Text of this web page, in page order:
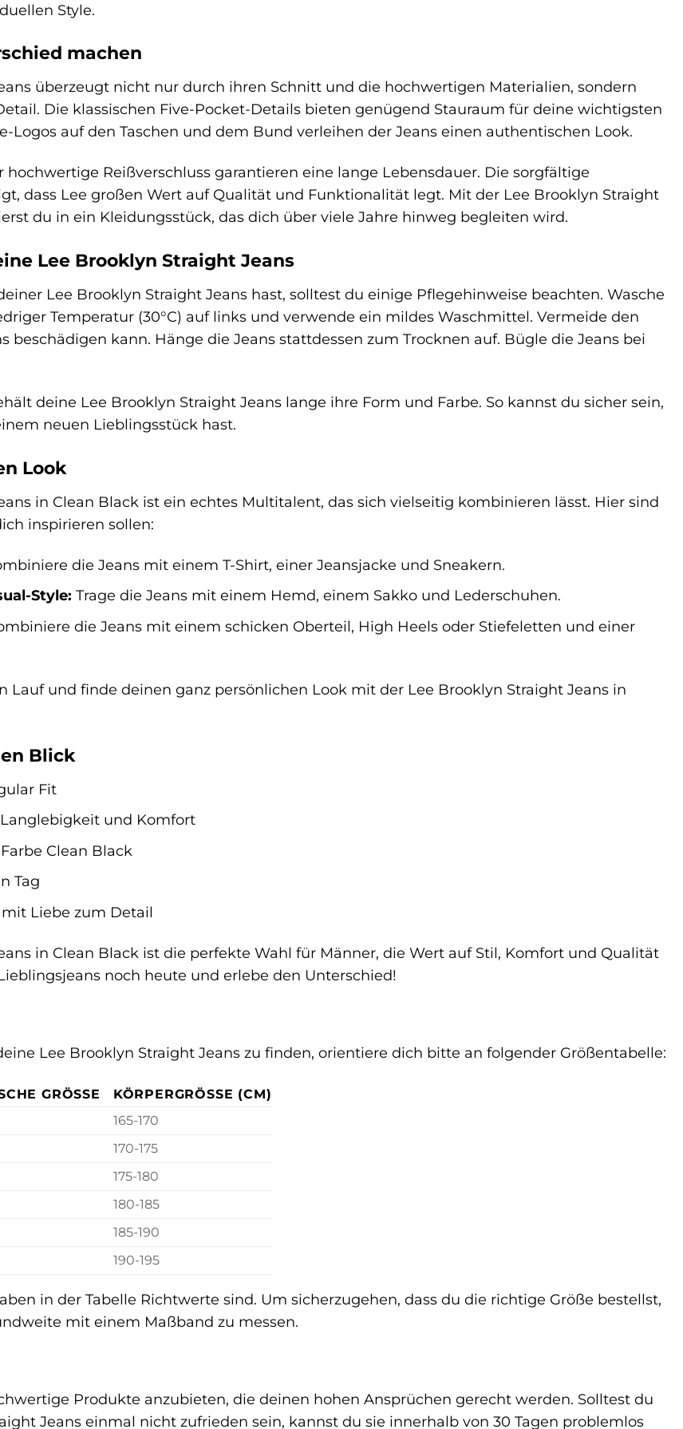
Style.
machen
überzeugt nicht nur durch ihren Schnitt und die hochwertigen Materialien, sondern
Die klassischen Five-Pocket-Details bieten genügend Stauraum für deine wichtigsten
Logos auf den Taschen und dem Bund verleihen der Jeans einen authentischen Look.
Reißverschluss garantieren eine lange Lebensdauer. Die sorgfältige
dass Lee großen Wert auf Qualität und Funktionalität legt. Mit der Lee Brooklyn Straight
du in ein Kleidungsstück, das dich über viele Jahre hinweg begleiten wird.
Lee Brooklyn Straight Jeans
Lee Brooklyn Straight Jeans hast, solltest du einige Pflegehinweise beachten. Wasche
Temperatur (30°C) auf links und verwende ein mildes Waschmittel. Vermeide den
beschädigen kann. Hänge die Jeans stattdessen zum Trocknen auf. Bügle die Jeans bei
deine Lee Brooklyn Straight Jeans lange ihre Form und Farbe. So kannst du sicher sein,
neuen Lieblingsstück hast.
Look
in Clean Black ist ein echtes Multitalent, das sich vielseitig kombinieren lässt. Hier sind
inspirieren sollen:
die Jeans mit einem T-Shirt, einer Jeansjacke und Sneakern.
Style: Trage die Jeans mit einem Hemd, einem Sakko und Lederschuhen.
die Jeans mit einem schicken Oberteil, High Heels oder Stiefeletten und einer
Lauf und finde deinen ganz persönlichen Look mit der Lee Brooklyn Straight Jeans in
Blick
Fit
und Komfort
Clean Black
Tag
Liebe zum Detail
in Clean Black ist die perfekte Wahl für Männer, die Wert auf Stil, Komfort und Qualität
noch heute und erlebe den Unterschied!
Lee Brooklyn Straight Jeans zu finden, orientiere dich bitte an folgender Größentabelle:
GRÖSSE
KÖRPERGRÖSSE (CM)
165-170
170-175
175-180
180-185
185-190
190-195
in der Tabelle Richtwerte sind. Um sicherzugehen, dass du die richtige Größe bestellst,
mit einem Maßband zu messen.
Produkte anzubieten, die deinen hohen Ansprüchen gerecht werden. Solltest du
Jeans einmal nicht zufrieden sein, kannst du sie innerhalb von 30 Tagen problemlos